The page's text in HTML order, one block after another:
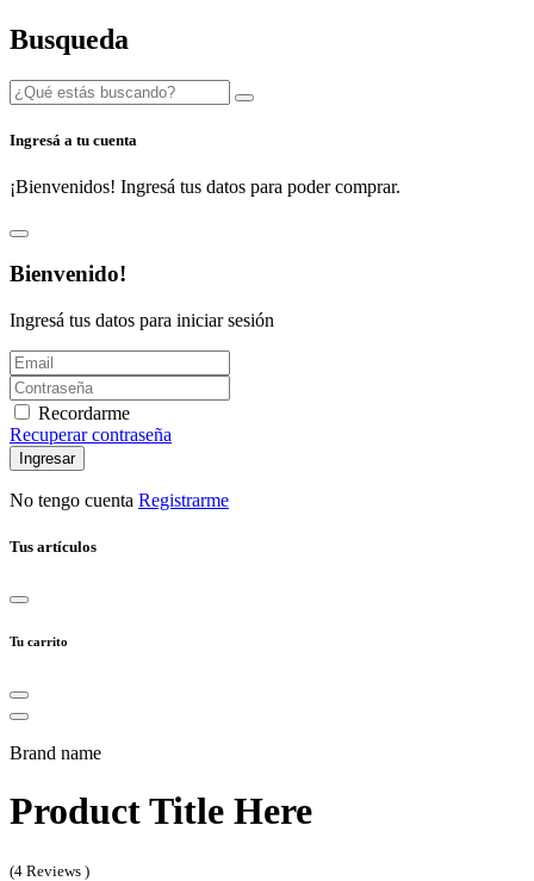
Busqueda
Ingresá a tu cuenta
¡Bienvenidos! Ingresá tus datos para poder comprar.
Bienvenido!
Ingresá tus datos para iniciar sesión
Recordarme
Recuperar contraseña
Ingresar
No tengo cuenta Registrarme
Tus artículos
Tu carrito
Brand name
Product Title Here
(4 Reviews )